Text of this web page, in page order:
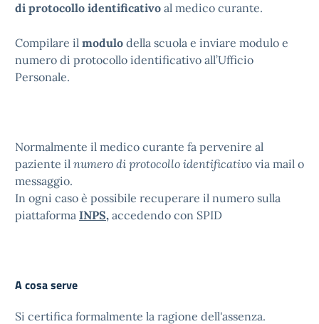
di protocollo identificativo al medico curante.
Compilare il modulo della scuola e inviare modulo e
numero di protocollo identificativo all’Ufficio
Personale.
Normalmente il medico curante fa pervenire al
paziente il numero di protocollo identificativo via mail o
messaggio.
In ogni caso è possibile recuperare il numero sulla
piattaforma INPS, accedendo con SPID
A cosa serve
Si certifica formalmente la ragione dell'assenza.